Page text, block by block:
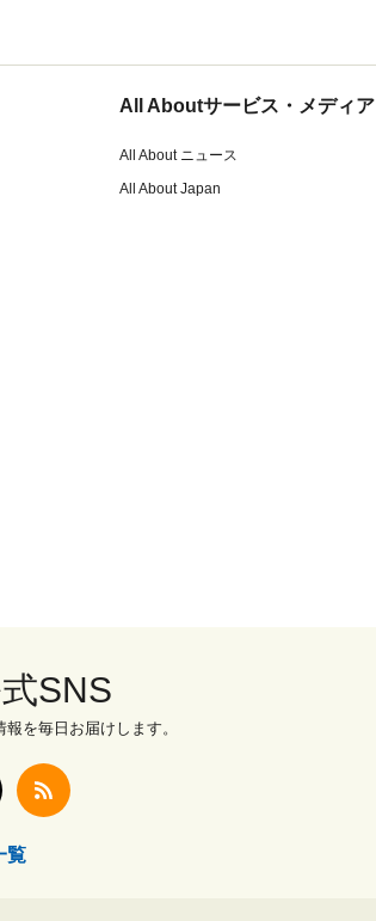
All Aboutサービス・メディア
All About ニュース
All About Japan
SNS
を毎日お届けします。
覧